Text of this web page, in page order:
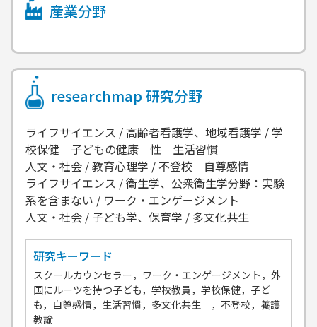
産業分野
researchmap 研究分野
ライフサイエンス / 高齢者看護学、地域看護学 / 学
校保健 子どもの健康 性 生活習慣
人文・社会 / 教育心理学 / 不登校 自尊感情
ライフサイエンス / 衛生学、公衆衛生学分野：実験
系を含まない / ワーク・エンゲージメント
人文・社会 / 子ども学、保育学 / 多文化共生
研究キーワード
スクールカウンセラー，ワーク・エンゲージメント，外
国にルーツを持つ子ども，学校教員，学校保健，子ど
も，自尊感情，生活習慣，多文化共生 ，不登校，養護
教諭